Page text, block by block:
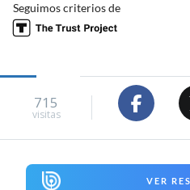
Seguimos criterios de
715
visitas
VER